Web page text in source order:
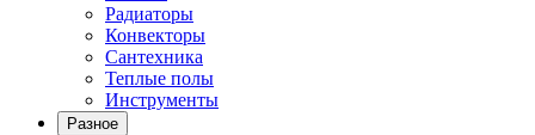
Радиаторы
Конвекторы
Сантехника
Теплые полы
Инструменты
Разное